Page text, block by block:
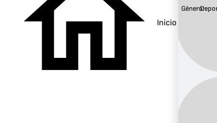
Inicio
Género: